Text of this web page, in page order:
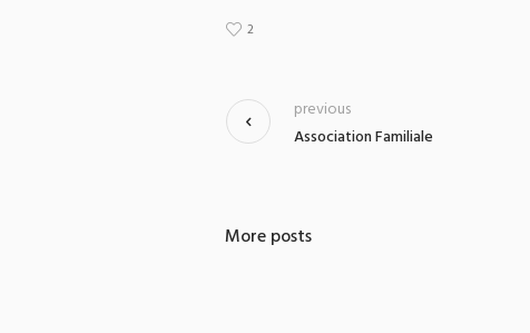
2
Association Familiale
previous
More posts